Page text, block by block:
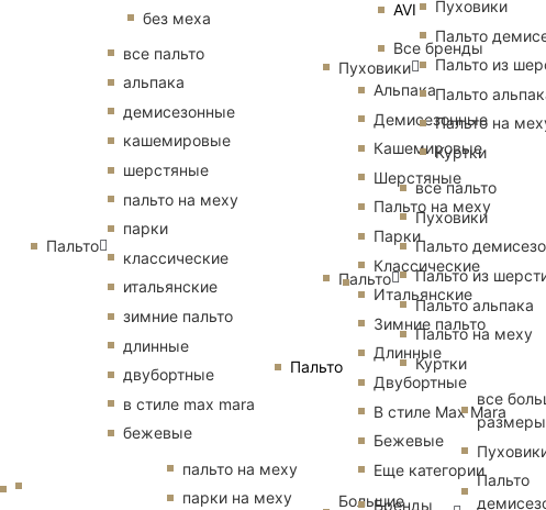
AVI
Все бренды
Пальто
Альпака
Демисезонные
Кашемировые
Шерстяные
Пальто на меху
Парки
Классические
Итальянские
Зимние пальто
Длинные
Двубортные
В стиле Max Mara
Бежевые
Еще категории
Бренды
без меха
Пальто
все пальто
альпака
демисезонные
кашемировые
шерстяные
пальто на меху
парки
классические
итальянские
зимние пальто
длинные
двубортные
в стиле max mara
бежевые
пальто на меху
парки на меху
Пуховики
Пуховики
Пальто
Пальто из
Пальто
Пальто на
Куртки
Пальто
все пальто
Пуховики
Пальто
Пальто из
Пальто альпака
Пальто на меху
Куртки
Большие
все
размеры
Пальто